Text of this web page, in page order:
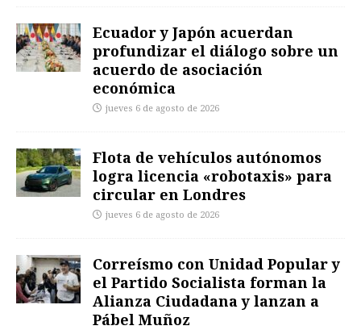
Ecuador y Japón acuerdan
profundizar el diálogo sobre un
acuerdo de asociación
económica
jueves 6 de agosto de 2026
Flota de vehículos autónomos
logra licencia «robotaxis» para
circular en Londres
jueves 6 de agosto de 2026
Correísmo con Unidad Popular y
el Partido Socialista forman la
Alianza Ciudadana y lanzan a
Pábel Muñoz